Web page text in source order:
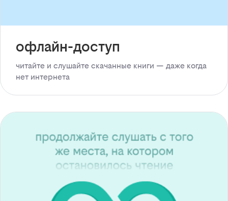
офлайн-доступ
читайте и слушайте скачанные книги — даже когда
нет интернета